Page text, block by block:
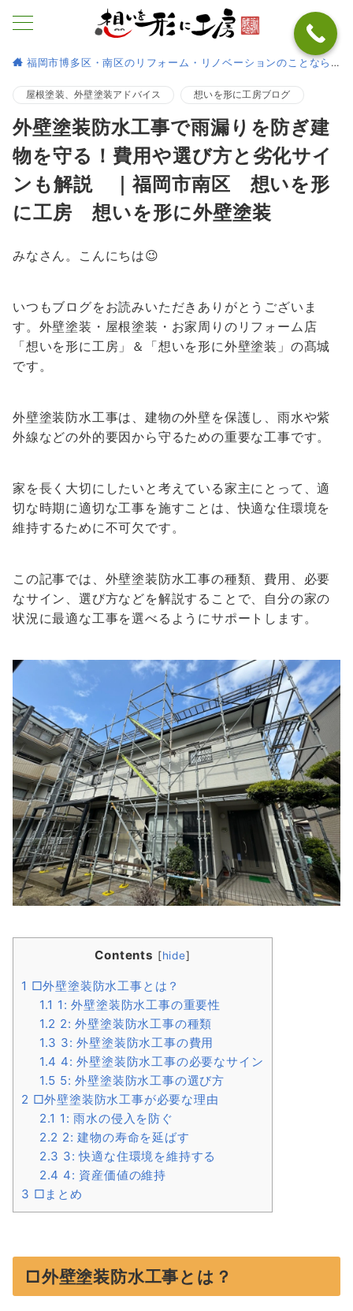
福岡市博多区・南区のリフォーム・リノベーションのことなら
屋根塗装、外壁塗装アドバイス 想いを形に工房ブログ
外壁塗装防水工事で雨漏りを防ぎ建
物を守る！費用や選び方と劣化サイ
ンも解説 ｜福岡市南区 想いを形
に工房 想いを形に外壁塗装
みなさん。こんにちは😉
いつもブログをお読みいただきありがとうございま
す。外壁塗装・屋根塗装・お家周りのリフォーム店
「想いを形に工房」＆「想いを形に外壁塗装」の髙城
です。
外壁塗装防水工事は、建物の外壁を保護し、雨水や紫
外線などの外的要因から守るための重要な工事です。
家を長く大切にしたいと考えている家主にとって、適
切な時期に適切な工事を施すことは、快適な住環境を
維持するために不可欠です。
この記事では、外壁塗装防水工事の種類、費用、必要
なサイン、選び方などを解説することで、自分の家の
状況に最適な工事を選べるようにサポートします。
Contents [hide]
1 □外壁塗装防水工事とは？
1.1 1: 外壁塗装防水工事の重要性
1.2 2: 外壁塗装防水工事の種類
1.3 3: 外壁塗装防水工事の費用
1.4 4: 外壁塗装防水工事の必要なサイン
1.5 5: 外壁塗装防水工事の選び方
2 □外壁塗装防水工事が必要な理由
2.1 1: 雨水の侵入を防ぐ
2.2 2: 建物の寿命を延ばす
2.3 3: 快適な住環境を維持する
2.4 4: 資産価値の維持
3 □まとめ
□外壁塗装防水工事とは？